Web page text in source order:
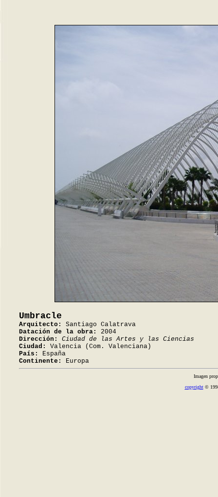
Umbracle
Arquitecto:
Santiago Calatrava
Datación de la obra:
2004
Dirección:
Ciudad de las Artes y las Ciencias
Ciudad:
Valencia (Com. Valenciana)
País:
España
Continente:
Europa
Imagen
copyright©